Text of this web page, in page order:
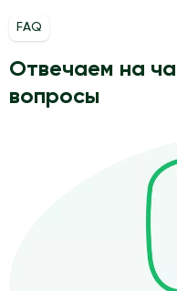
FAQ
Отвечаем на
вопросы